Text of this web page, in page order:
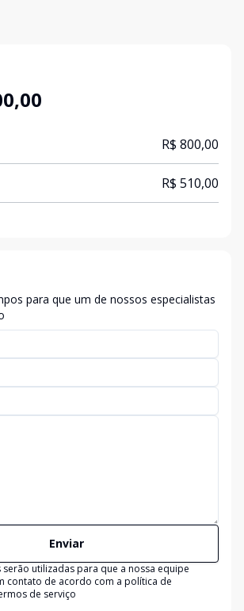
R$ 800,00
R$ 510,00
para que um de nossos especialistas
Enviar
utilizadas para que a nossa equipe
contato de acordo com a política de
de serviço